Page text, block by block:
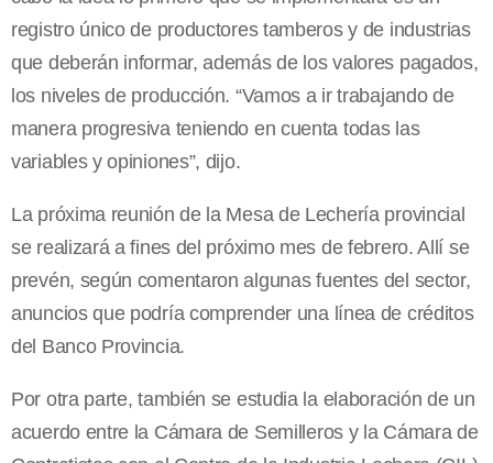
registro único de productores tamberos y de industrias
que deberán informar, además de los valores pagados,
los niveles de producción. “Vamos a ir trabajando de
manera progresiva teniendo en cuenta todas las
variables y opiniones”, dijo.
La próxima reunión de la Mesa de Lechería provincial
se realizará a fines del próximo mes de febrero. Allí se
prevén, según comentaron algunas fuentes del sector,
anuncios que podría comprender una línea de créditos
del Banco Provincia.
Por otra parte, también se estudia la elaboración de un
acuerdo entre la Cámara de Semilleros y la Cámara de